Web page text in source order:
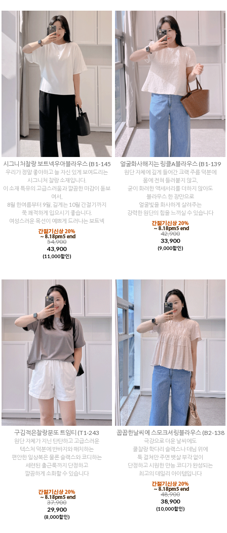
시그니처찰랑 보트넥우아블라우스 (B1-145
우리가 정말 좋아하고 늘 자신 있게 보여드리는
시그니처 찰랑 소재입니다.
이 소재 특유의 고급스러움과 깔끔한 마감이 돋보
여서,
8월 한여름부터 9월, 길게는 10월 간절기까지
쭉 쾌적하게 입으시기 좋습니다.
여성스러운 목선이 예쁘게 드러나는 보트넥
54,900
43,900
(11,000할인)
얼굴화사해지는 링클A블라우스 (B1-139
원단 자체에 깊게 들어간 크랙 주름 덕분에
몸에 전혀 들러붙지 않고,
굳이 화려한 액세서리를 더하지 않아도
블라우스 한 장만으로
얼굴빛을 화사하게 살려주는
강력한 원단의 힘을 느끼실 수 있습니다
42,900
33,900
(9,000할인)
구김적은찰랑분또 트임티 (T1-243
원단 자체가 지닌 탄탄하고 고급스러운
텍스처 덕분에 반바지와 매치하는
편안한 일상복은 물론 슬랙스와 코디하는
세련된 출근룩까지 단정하고
깔끔하게 소화할 수 있습니다
37,900
29,900
(8,000할인)
꿉꿉한날씨에 스모크셔링블라우스 (B2-138
극강으로 더운 날씨에도
쿨찰랑 학다리 슬랙스나 데님 위에
툭 걸쳐만 주면 뱃살 부각 없이
단정하고 시원한 만능 코디가 완성되는
최고의 데일리 아이템입니다
48,900
38,900
(10,000할인)